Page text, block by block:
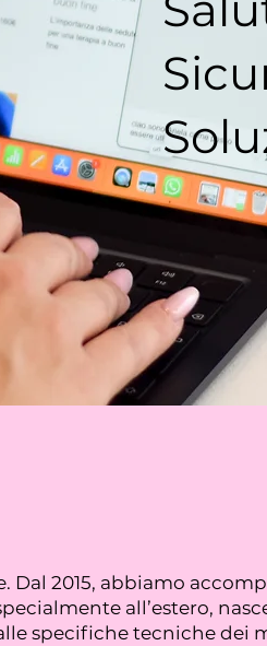
2015, abbiamo
all’estero,
specifiche tecniche dei